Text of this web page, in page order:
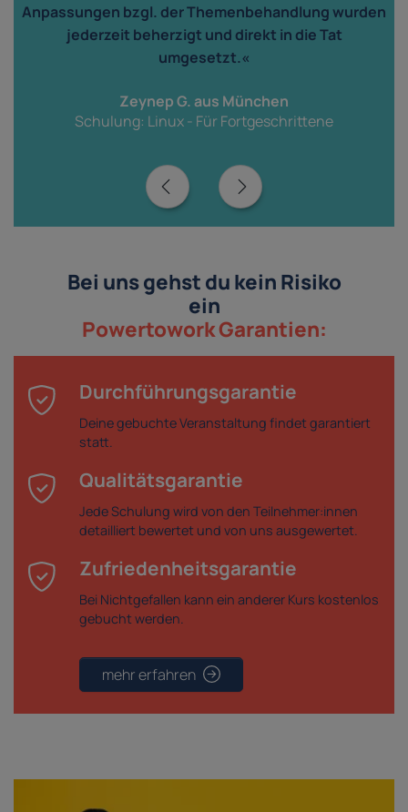
Anpassungen bzgl. der Themenbehandlung wurden
jederzeit beherzigt und direkt in die Tat
umgesetzt.«
Zeynep G. aus München
Schulung: Linux - Für Fortgeschrittene
Bei uns gehst du kein Risiko
ein
Powertowork Garantien:
Durchführungsgarantie
Deine gebuchte Veranstaltung findet garantiert
statt.
Qualitätsgarantie
Jede Schulung wird von den Teilnehmer:innen
detailliert bewertet und von uns ausgewertet.
Zufriedenheitsgarantie
Bei Nichtgefallen kann ein anderer Kurs kostenlos
gebucht werden.
mehr erfahren